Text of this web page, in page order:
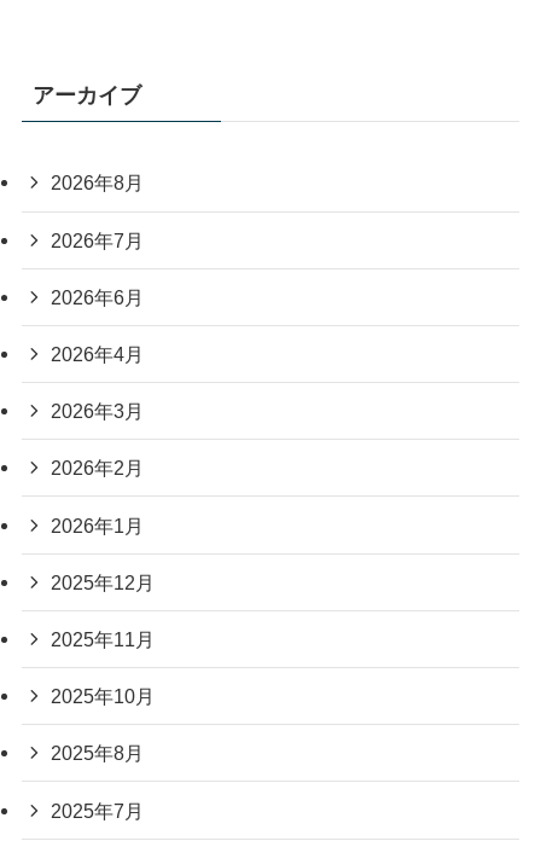
アーカイブ
2026年8月
2026年7月
2026年6月
2026年4月
2026年3月
2026年2月
2026年1月
2025年12月
2025年11月
2025年10月
2025年8月
2025年7月